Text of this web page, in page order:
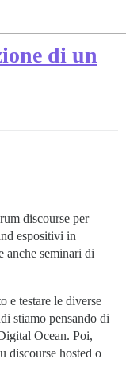
di un
discourse per
espositivi in
anche seminari di
e testare le diverse
stiamo pensando di
Ocean. Poi,
discourse hosted o